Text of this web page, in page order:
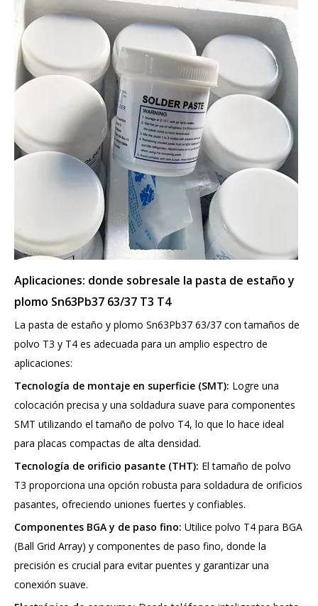
Aplicaciones: donde sobresale la pasta de estaño y
plomo Sn63Pb37 63/37 T3 T4
La pasta de estaño y plomo Sn63Pb37 63/37 con tamaños de
polvo T3 y T4 es adecuada para un amplio espectro de
aplicaciones:
Tecnología de montaje en superficie (SMT): Logre una
colocación precisa y una soldadura suave para componentes
SMT utilizando el tamaño de polvo T4, lo que lo hace ideal
para placas compactas de alta densidad.
Tecnología de orificio pasante (THT): El tamaño de polvo
T3 proporciona una opción robusta para soldadura de orificios
pasantes, ofreciendo uniones fuertes y confiables.
Componentes BGA y de paso fino: Utilice polvo T4 para BGA
(Ball Grid Array) y componentes de paso fino, donde la
precisión es crucial para evitar puentes y garantizar una
conexión suave.